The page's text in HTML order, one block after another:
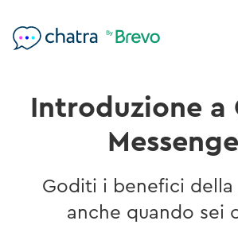
Introduzione a
Goditi i benefici
anche quando sei